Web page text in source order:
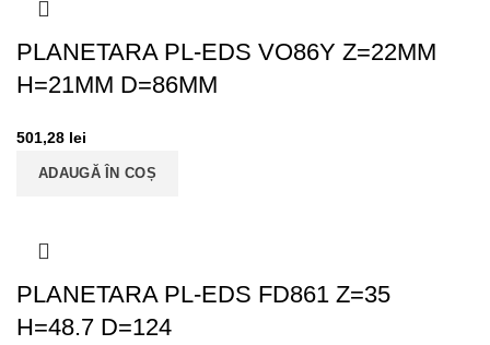
PLANETARA PL-EDS VO86Y Z=22MM
H=21MM D=86MM
501,28 lei
ADAUGĂ ÎN COȘ
PLANETARA PL-EDS FD861 Z=35
H=48.7 D=124